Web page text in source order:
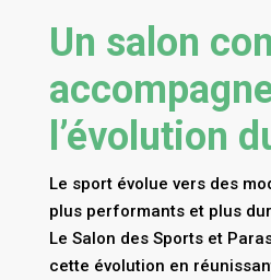
Un salon
l’évolution
Le sport évolue vers des
plus performants et plus
Le Salon des Sports et
cette évolution en